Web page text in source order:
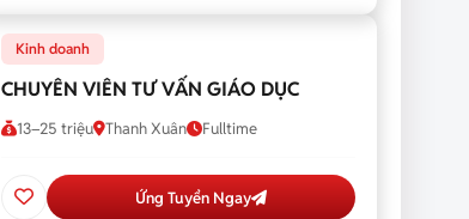
Kinh doanh
CHUYÊN VIÊN TƯ VẤN GIÁO DỤC
13–25 triệu Thanh Xuân Fulltime
Ứng Tuyển Ngay